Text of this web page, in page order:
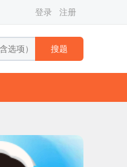
登录 注册
搜题